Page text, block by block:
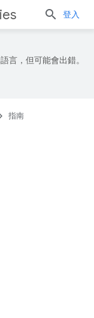
登入
言，但可能會出錯。
指南